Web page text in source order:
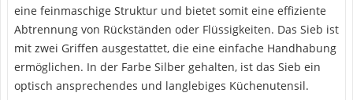
eine feinmaschige Struktur und bietet somit eine effiziente
Abtrennung von Rückständen oder Flüssigkeiten. Das Sieb ist
mit zwei Griffen ausgestattet, die eine einfache Handhabung
ermöglichen. In der Farbe Silber gehalten, ist das Sieb ein
optisch ansprechendes und langlebiges Küchenutensil.